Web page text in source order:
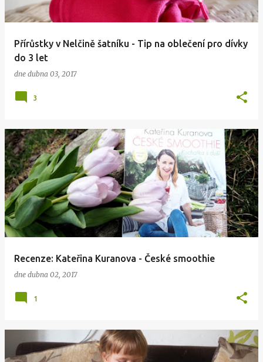
Přírůstky v Nelčině šatníku - Tip na oblečení pro dívky
do 3 let
dne dubna 03, 2017
3
Recenze: Kateřina Kuranova - České smoothie
dne dubna 02, 2017
1